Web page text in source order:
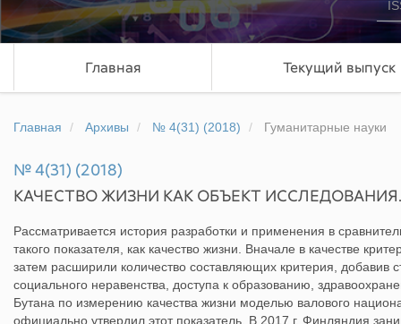
Главная Текущий выпуск
Главная Архивы № 4(31) (2018) Гуманитарные науки
№ 4(31) (2018)
КАЧЕСТВО ЖИЗНИ КАК ОБЪЕКТ
Рассматривается история разработки и применения в
такого показателя, как качество жизни. Вначале в качестве
затем расширили количество составляющих критерия, добавив
социального неравенства, доступа к образованию,
Бутана по измерению качества жизни моделью валового
официально утвердил этот показатель. В 2017 г. Финляндия